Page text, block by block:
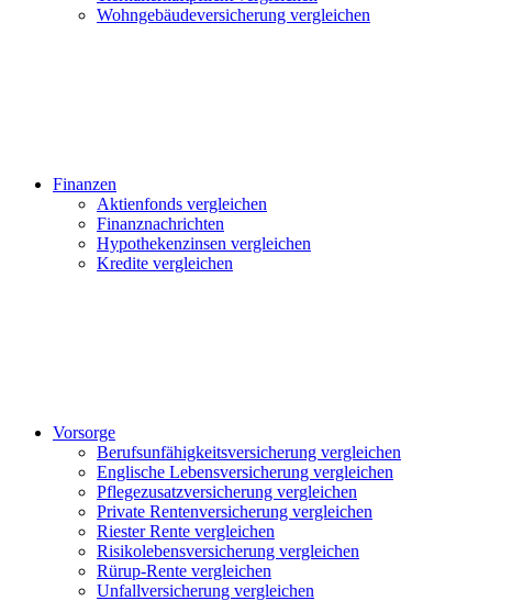
Wohngebäudeversicherung vergleichen
Finanzen
Aktienfonds vergleichen
Finanznachrichten
Hypothekenzinsen vergleichen
Kredite vergleichen
Vorsorge
Berufsunfähigkeitsversicherung vergleichen
Englische Lebensversicherung vergleichen
Pflegezusatzversicherung vergleichen
Private Rentenversicherung vergleichen
Riester Rente vergleichen
Risikolebensversicherung vergleichen
Rürup-Rente vergleichen
Unfallversicherung vergleichen